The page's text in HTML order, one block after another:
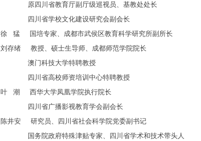
原四川省教育厅副厅级巡视员、基教处处长
四川省学校文化建设研究会副会长
徐 猛 国培专家、成都市武侯区教育科学研究所副所长
刘存绪 教授、硕士生导师、成都师范学院院长
澳门科技大学特聘教授
四川省高校师资培训中心特聘教授
叶 潮 西华大学凤凰学院执行院长
四川省广播影视教育学会副会长
陈井安 研究员、四川省社会科学院党委副书记
国务院政府特殊津贴专家、四川省学术和技术带头人